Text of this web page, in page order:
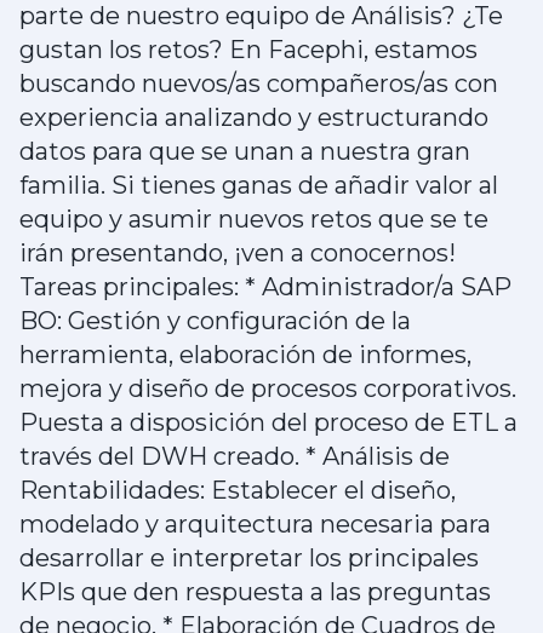
parte de nuestro equipo de Análisis? ¿Te
gustan los retos? En Facephi, estamos
buscando nuevos/as compañeros/as con
experiencia analizando y estructurando
datos para que se unan a nuestra gran
familia. Si tienes ganas de añadir valor al
equipo y asumir nuevos retos que se te
irán presentando, ¡ven a conocernos!
Tareas principales: * Administrador/a SAP
BO: Gestión y configuración de la
herramienta, elaboración de informes,
mejora y diseño de procesos corporativos.
Puesta a disposición del proceso de ETL a
través del DWH creado. * Análisis de
Rentabilidades: Establecer el diseño,
modelado y arquitectura necesaria para
desarrollar e interpretar los principales
KPIs que den respuesta a las preguntas
de negocio. * Elaboración de Cuadros de